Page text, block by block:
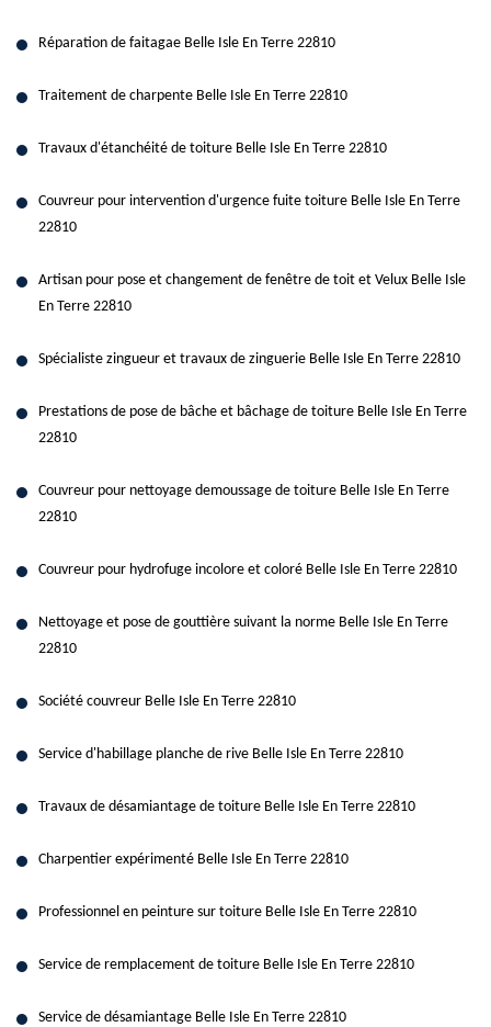
Réparation de faitagae Belle Isle En Terre 22810
Traitement de charpente Belle Isle En Terre 22810
Travaux d'étanchéité de toiture Belle Isle En Terre 22810
Couvreur pour intervention d'urgence fuite toiture Belle Isle En Terre
22810
Artisan pour pose et changement de fenêtre de toit et Velux Belle Isle
En Terre 22810
Spécialiste zingueur et travaux de zinguerie Belle Isle En Terre 22810
Prestations de pose de bâche et bâchage de toiture Belle Isle En Terre
22810
Couvreur pour nettoyage demoussage de toiture Belle Isle En Terre
22810
Couvreur pour hydrofuge incolore et coloré Belle Isle En Terre 22810
Nettoyage et pose de gouttière suivant la norme Belle Isle En Terre
22810
Société couvreur Belle Isle En Terre 22810
Service d'habillage planche de rive Belle Isle En Terre 22810
Travaux de désamiantage de toiture Belle Isle En Terre 22810
Charpentier expérimenté Belle Isle En Terre 22810
Professionnel en peinture sur toiture Belle Isle En Terre 22810
Service de remplacement de toiture Belle Isle En Terre 22810
Service de désamiantage Belle Isle En Terre 22810